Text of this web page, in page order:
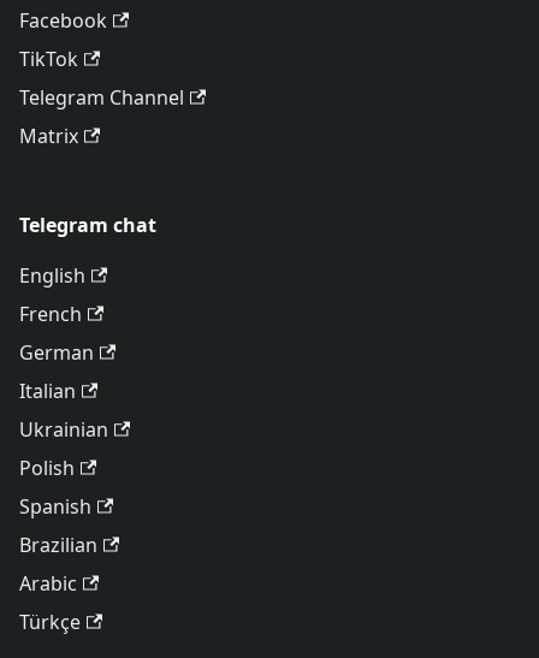
Facebook
TikTok
Telegram Channel
Matrix
Telegram chat
English
French
German
Italian
Ukrainian
Polish
Spanish
Brazilian
Arabic
Türkçe